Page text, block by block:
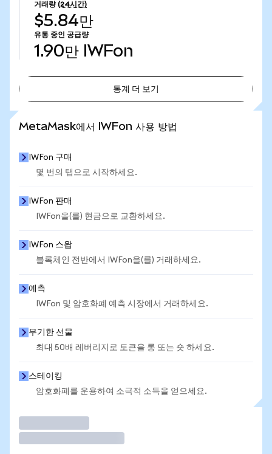
거래량 (24시간)
$5.84만
유통 중인 공급량
1.90만 IWFon
통계 더 보기
MetaMask에서 IWFon 사용 방법
IWFon 구매
몇 번의 탭으로 시작하세요.
IWFon 판매
IWFon을(를) 현금으로 교환하세요.
IWFon 스왑
블록체인 전반에서 IWFon을(를) 거래하세요.
예측
IWFon 및 암호화폐 예측 시장에서 거래하세요.
무기한 선물
최대 50배 레버리지로 토큰을 롱 또는 숏 하세요.
스테이킹
암호화폐를 운용하여 소극적 소득을 얻으세요.